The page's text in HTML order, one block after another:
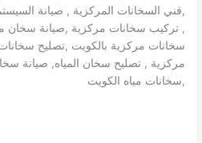
,فني السخانات المركزية , صيانة
, تركيب سخانات مركزية ,صيانة سخان
سخانات مركزية بالكويت ,تصليح
مركزية , تصليح سخان المياه, صيانة
,سخانات مياه الكويت